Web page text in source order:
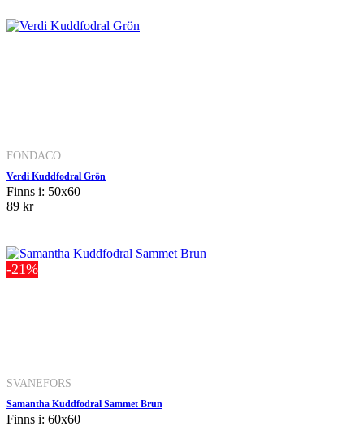
FONDACO
Verdi Kuddfodral Grön
Finns i: 50x60
89 kr
-21%
SVANEFORS
Samantha Kuddfodral Sammet Brun
Finns i: 60x60